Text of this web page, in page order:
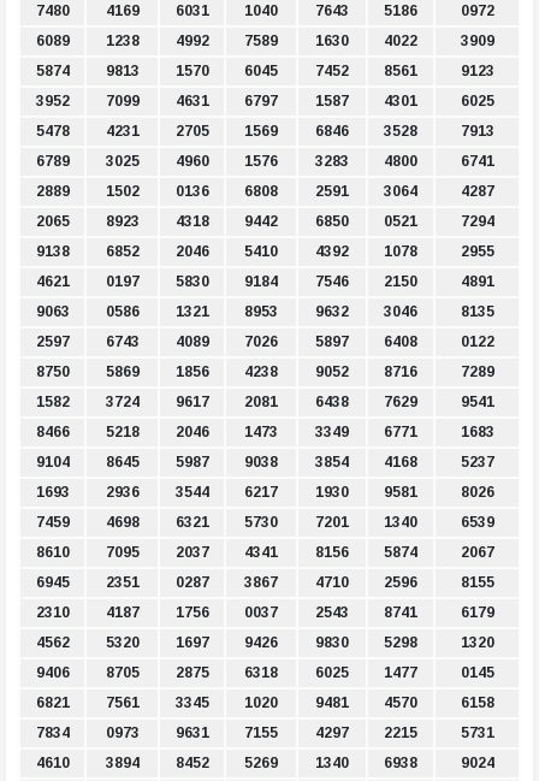
7480
4169 6031 1040 7643 5186
0972
6089
1238 4992 7589 1630 4022
3909
5874
9813 1570 6045 7452 8561
9123
3952
7099 4631 6797 1587 4301
6025
5478
4231 2705 1569 6846 3528
7913
6789
3025 4960 1576 3283 4800
6741
2889
1502 0136 6808 2591 3064
4287
2065
8923 4318 9442 6850 0521
7294
9138
6852 2046 5410 4392 1078
2955
4621
0197 5830 9184 7546 2150
4891
9063
0586 1321 8953 9632 3046
8135
2597
6743 4089 7026 5897 6408
0122
8750
5869 1856 4238 9052 8716
7289
1582
3724 9617 2081 6438 7629
9541
8466
5218 2046 1473 3349 6771
1683
9104
8645 5987 9038 3854 4168
5237
1693
2936 3544 6217 1930 9581
8026
7459
4698 6321 5730 7201 1340
6539
8610
7095 2037 4341 8156 5874
2067
6945
2351 0287 3867 4710 2596
8155
2310
4187 1756 0037 2543 8741
6179
4562
5320 1697 9426 9830 5298
1320
9406
8705 2875 6318 6025 1477
0145
6821
7561 3345 1020 9481 4570
6158
7834
0973 9631 7155 4297 2215
5731
4610
3894 8452 5269 1340 6938 9024